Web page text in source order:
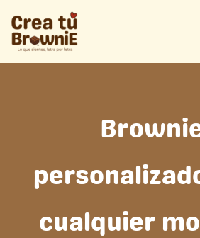
contenido
cualquier